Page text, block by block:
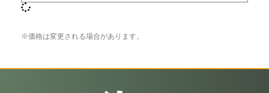
※価格は変更される場合があります。